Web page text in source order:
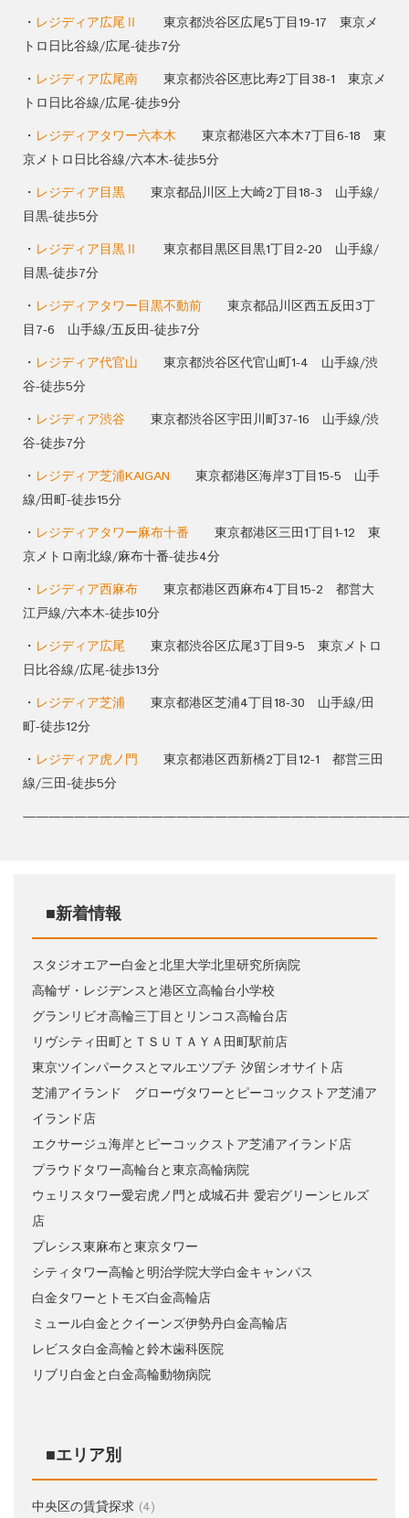
・ レジディア広尾Ⅱ
東京都渋谷区広尾5丁目19-17 東京メ
トロ日比谷線/広尾-徒歩7分
・ レジディア広尾南 東京都渋谷区恵比寿2丁目38-1 東京メ
トロ日比谷線/広尾-徒歩9分
・ レジディアタワー六本木 東京都港区六本木7丁目6-18 東
京メトロ日比谷線/六本木-徒歩5分
・ レジディア目黒 東京都品川区上大崎2丁目18-3 山手線/
目黒-徒歩5分
・ レジディア目黒Ⅱ
東京都目黒区目黒1丁目2-20 山手線/
目黒-徒歩7分
・ レジディアタワー目黒不動前 東京都品川区西五反田3丁
目7-6 山手線/五反田-徒歩7分
・ レジディア代官山 東京都渋谷区代官山町1-4 山手線/渋
谷-徒歩5分
・ レジディア渋谷 東京都渋谷区宇田川町37-16 山手線/渋
谷-徒歩7分
・ レジディア芝浦KAIGAN 東京都港区海岸3丁目15-5 山手
線/田町-徒歩15分
・ レジディアタワー麻布十番 東京都港区三田1丁目1-12 東
京メトロ南北線/麻布十番-徒歩4分
・ レジディア西麻布 東京都港区西麻布4丁目15-2 都営大
江戸線/六本木-徒歩10分
・ レジディア広尾 東京都渋谷区広尾3丁目9-5 東京メトロ
日比谷線/広尾-徒歩13分
・ レジディア芝浦 東京都港区芝浦4丁目18-30 山手線/田
町-徒歩12分
・ レジディア虎ノ門 東京都港区西新橋2丁目12-1 都営三田
線/三田-徒歩5分
■新着情報
スタジオエアー白金と北里大学北里研究所病院
高輪ザ・レジデンスと港区立高輪台小学校
グランリビオ高輪三丁目とリンコス高輪台店
リヴシティ田町とＴＳＵＴＡＹＡ田町駅前店
東京ツインパークスとマルエツプチ 汐留シオサイト店
芝浦アイランド グローヴタワーとピーコックストア芝浦ア
イランド店
エクサージュ海岸とピーコックストア芝浦アイランド店
プラウドタワー高輪台と東京高輪病院
ウェリスタワー愛宕虎ノ門と成城石井 愛宕グリーンヒルズ
店
プレシス東麻布と東京タワー
シティタワー高輪と明治学院大学白金キャンパス
白金タワーとトモズ白金高輪店
ミュール白金とクイーンズ伊勢丹白金高輪店
レビスタ白金高輪と鈴木歯科医院
リブリ白金と白金高輪動物病院
■エリア別
中央区の賃貸探求 (4)